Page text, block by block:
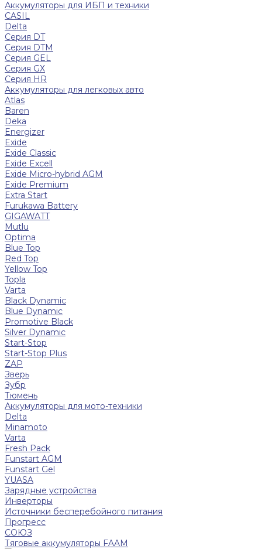
Аккумуляторы для ИБП и техники
CASIL
Delta
Серия DT
Серия DTM
Серия GEL
Серия GХ
Серия HR
Аккумуляторы для легковых авто
Atlas
Baren
Deka
Energizer
Exide
Exide Classic
Exide Excell
Exide Micro-hybrid AGM
Exide Premium
Extra Start
Furukawa Battery
GIGAWATT
Mutlu
Optima
Blue Top
Red Top
Yellow Top
Topla
Varta
Black Dynamic
Blue Dynamic
Promotive Black
Silver Dynamic
Start-Stop
Start-Stop Plus
ZAP
Зверь
Зубр
Тюмень
Аккумуляторы для мото-техники
Delta
Minamoto
Varta
Fresh Pack
Funstart AGM
Funstart Gel
YUASA
Зарядные устройства
Инверторы
Источники бесперебойного питания
Прогресс
СОЮЗ
Тяговые аккумуляторы FAAM